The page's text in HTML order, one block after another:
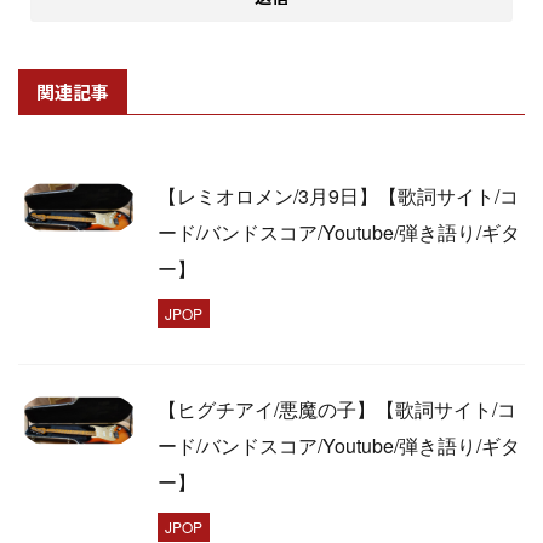
関連記事
【レミオロメン/3月9日】【歌詞サイト/コ
ード/バンドスコア/Youtube/弾き語り/ギタ
ー】
JPOP
【ヒグチアイ/悪魔の子】【歌詞サイト/コ
ード/バンドスコア/Youtube/弾き語り/ギタ
ー】
JPOP